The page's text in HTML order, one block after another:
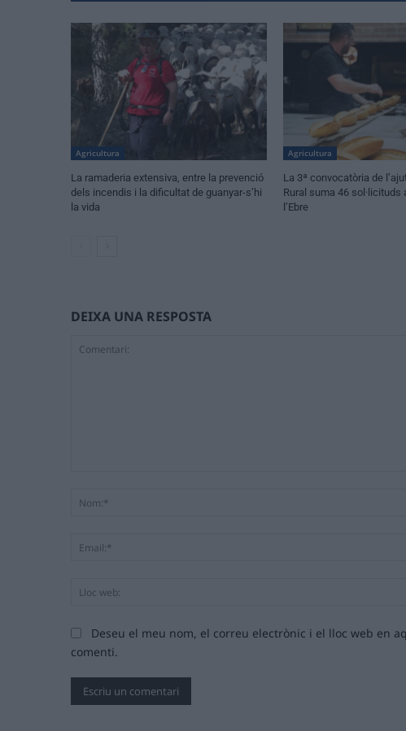
Agricultura
La ramaderia extensiva, entre la prevenció
dels incendis i la dificultat de guanyar-s’hi
la vida
Agricultura
La 3ª convocatòria de
Rural suma 46 sol·licituds
l’Ebre
DEIXA UNA RESPOSTA
Deseu el meu nom, el correu electrònic i el lloc web en
comenti.